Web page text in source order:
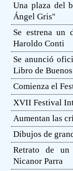
Una plaza del
Ángel Gris''
Se estrena un
Haroldo Conti
Se anunció
Libro de
Comienza el
XVII Festival
Aumentan las
Dibujos de
Retrato de un
Nicanor Parra